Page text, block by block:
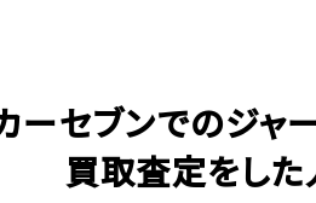
ーセブンでのジャ
買取査定をした